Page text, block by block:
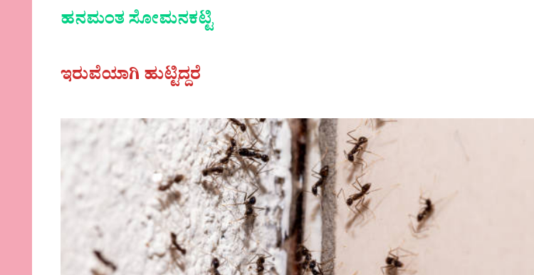
ಹನಮಂತ ಸೋಮನಕಟ್ಟಿ
ಇರುವೆಯಾಗಿ ಹುಟ್ಟಿದ್ದರೆ